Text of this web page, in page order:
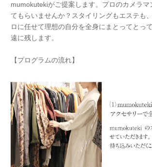
mumokutekiがご提案します。プロのカメラマ
てもらいませんか？スタイリングもエステも
ロに任せて理想の自分を全身にまとってとっ
遠に残します。
【プログラムの流れ】